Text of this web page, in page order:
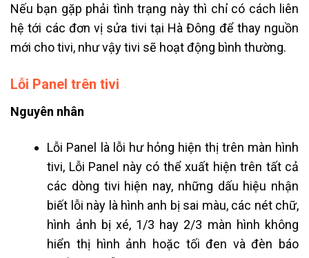
Nếu bạn gặp phải tình trạng này thì chỉ có cách liên
hệ tới các đơn vị sửa tivi tại Hà Đông để thay nguồn
mới cho tivi, như vậy tivi sẽ hoạt động bình thường.
Lỗi Panel trên tivi
Nguyên nhân
Lỗi Panel là lỗi hư hỏng hiện thị trên màn hình
tivi, Lỗi Panel này có thể xuất hiện trên tất cả
các dòng tivi hiện nay, những dấu hiệu nhận
biết lỗi này là hình anh bị sai màu, các nét chữ,
hình ảnh bị xé, 1/3 hay 2/3 màn hình không
hiển thị hình ảnh hoặc tối đen và đèn báo